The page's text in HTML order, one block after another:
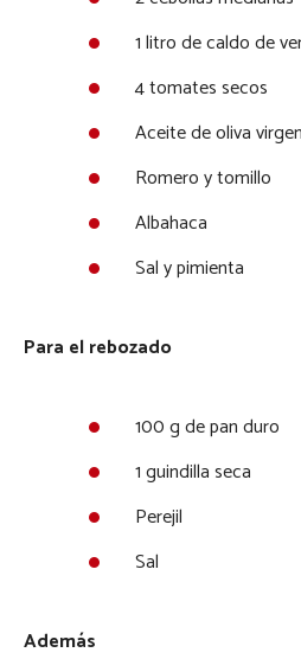
1 litro de caldo de
4 tomates secos
Aceite de oliva
Romero y tomillo
Albahaca
Sal y pimienta
Para el rebozado
100 g de pan duro
1 guindilla seca
Perejil
Sal
Además